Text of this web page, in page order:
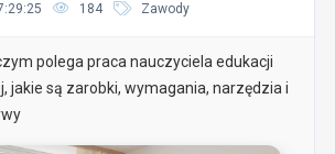
184 Zawody
polega praca nauczyciela edukacji
jakie są zarobki, wymagania, narzędzia i